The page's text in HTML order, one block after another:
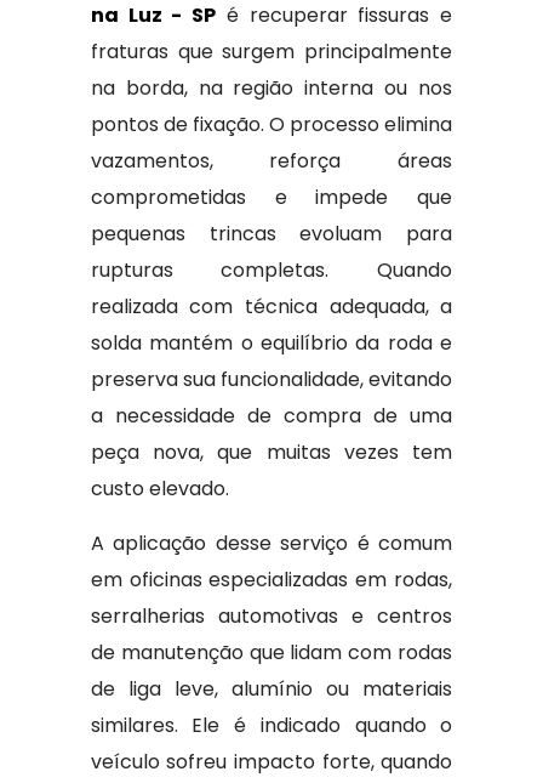
na Luz - SP é recuperar fissuras e
fraturas que surgem principalmente
na borda, na região interna ou nos
pontos de fixação. O processo elimina
vazamentos, reforça áreas
comprometidas e impede que
pequenas trincas evoluam para
rupturas completas. Quando
realizada com técnica adequada, a
solda mantém o equilíbrio da roda e
preserva sua funcionalidade, evitando
a necessidade de compra de uma
peça nova, que muitas vezes tem
custo elevado.
A aplicação desse serviço é comum
em oficinas especializadas em rodas,
serralherias automotivas e centros
de manutenção que lidam com rodas
de liga leve, alumínio ou materiais
similares. Ele é indicado quando o
veículo sofreu impacto forte, quando